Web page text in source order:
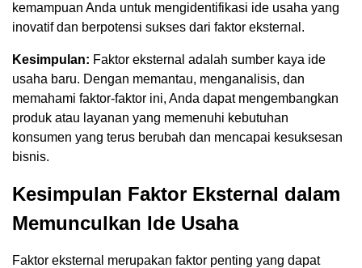
kemampuan Anda untuk mengidentifikasi ide usaha yang
inovatif dan berpotensi sukses dari faktor eksternal.
Kesimpulan: Faktor eksternal adalah sumber kaya ide
usaha baru. Dengan memantau, menganalisis, dan
memahami faktor-faktor ini, Anda dapat mengembangkan
produk atau layanan yang memenuhi kebutuhan
konsumen yang terus berubah dan mencapai kesuksesan
bisnis.
Kesimpulan Faktor Eksternal dalam
Memunculkan Ide Usaha
Faktor eksternal merupakan faktor penting yang dapat